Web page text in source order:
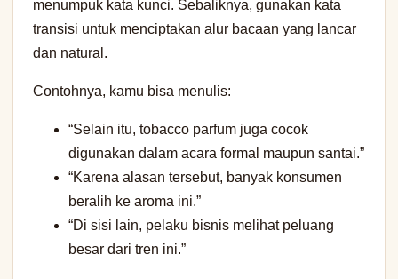
menumpuk kata kunci. Sebaliknya, gunakan kata
transisi untuk menciptakan alur bacaan yang lancar
dan natural.
Contohnya, kamu bisa menulis:
“Selain itu, tobacco parfum juga cocok
digunakan dalam acara formal maupun santai.”
“Karena alasan tersebut, banyak konsumen
beralih ke aroma ini.”
“Di sisi lain, pelaku bisnis melihat peluang
besar dari tren ini.”